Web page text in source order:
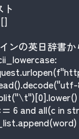
ト
ンの英日辞書
== 6 and all(c in